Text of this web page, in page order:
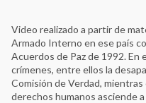
Video realizado a partir de
Armado Interno en ese país
Acuerdos de Paz de 1992. En
crímenes, entre ellos la
Comisión de Verdad,
derechos humanos asciende